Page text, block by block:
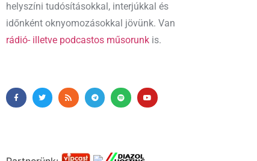
helyszíni tudósításokkal, interjúkkal és
időnként oknyomozásokkal jövünk. Van
rádió- illetve podcastos műsorunk is.